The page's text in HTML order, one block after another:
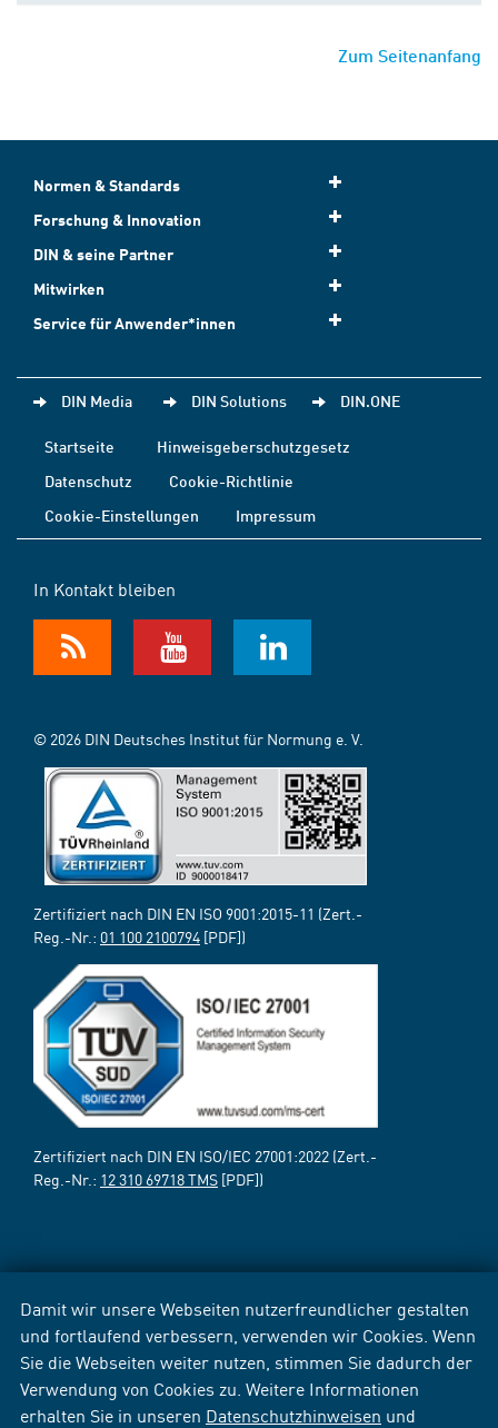
Damit wir unsere Webseiten nutzerfreundlicher gestalten
und fortlaufend verbessern, verwenden wir Cookies. Wenn
Sie die Webseiten weiter nutzen, stimmen Sie dadurch der
Verwendung von Cookies zu. Weitere Informationen
erhalten Sie in unseren Datenschutzhinweisen und
Zum Seitenanfang
Normen & Standards
Forschung & Innovation
DIN & seine Partner
Mitwirken
Service für Anwender*innen
DIN Media DIN Solutions DIN.ONE
Startseite
Hinweisgeberschutzgesetz
Datenschutz
Cookie-Richtlinie
Cookie-Einstellungen
Impressum
In Kontakt bleiben
© 2026 DIN Deutsches Institut für Normung e. V.
Zertifiziert nach DIN EN ISO 9001:2015-11 (Zert.-
Reg.-Nr.: 01 100 2100794 [PDF])
Zertifiziert nach DIN EN ISO/IEC 27001:2022 (Zert.-
Reg.-Nr.: 12 310 69718 TMS [PDF])